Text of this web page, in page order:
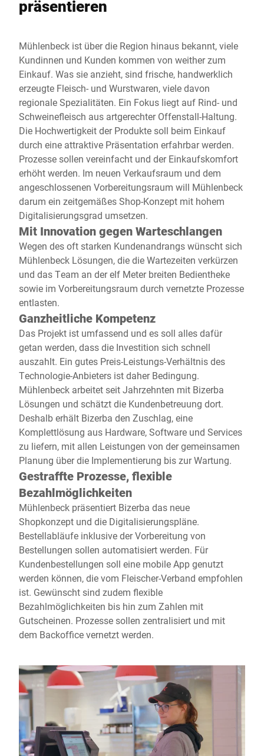
präsentieren
Mühlenbeck ist über die Region hinaus bekannt, viele
Kundinnen und Kunden kommen von weither zum
Einkauf. Was sie anzieht, sind frische, handwerklich
erzeugte Fleisch- und Wurstwaren, viele davon
regionale Spezialitäten. Ein Fokus liegt auf Rind- und
Schweinefleisch aus artgerechter Offenstall-Haltung.
Die Hochwertigkeit der Produkte soll beim Einkauf
durch eine attraktive Präsentation erfahrbar werden.
Prozesse sollen vereinfacht und der Einkaufskomfort
erhöht werden. Im neuen Verkaufsraum und dem
angeschlossenen Vorbereitungsraum will Mühlenbeck
darum ein zeitgemäßes Shop-Konzept mit hohem
Digitalisierungsgrad umsetzen.
Mit Innovation gegen Warteschlangen
Wegen des oft starken Kundenandrangs wünscht sich
Mühlenbeck Lösungen, die die Wartezeiten verkürzen
und das Team an der elf Meter breiten Bedientheke
sowie im Vorbereitungsraum durch vernetzte Prozesse
entlasten.
Ganzheitliche Kompetenz
Das Projekt ist umfassend und es soll alles dafür
getan werden, dass die Investition sich schnell
auszahlt. Ein gutes Preis-Leistungs-Verhältnis des
Technologie-Anbieters ist daher Bedingung.
Mühlenbeck arbeitet seit Jahrzehnten mit Bizerba
Lösungen und schätzt die Kundenbetreuung dort.
Deshalb erhält Bizerba den Zuschlag, eine
Komplettlösung aus Hardware, Software und Services
zu liefern, mit allen Leistungen von der gemeinsamen
Planung über die Implementierung bis zur Wartung.
Gestraffte Prozesse, flexible
Bezahlmöglichkeiten
Mühlenbeck präsentiert Bizerba das neue
Shopkonzept und die Digitalisierungspläne.
Bestellabläufe inklusive der Vorbereitung von
Bestellungen sollen automatisiert werden. Für
Kundenbestellungen soll eine mobile App genutzt
werden können, die vom Fleischer-Verband empfohlen
ist. Gewünscht sind zudem flexible
Bezahlmöglichkeiten bis hin zum Zahlen mit
Gutscheinen. Prozesse sollen zentralisiert und mit
dem Backoffice vernetzt werden.